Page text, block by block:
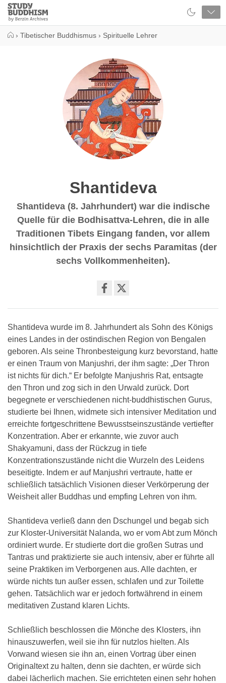
Close
Study
Buddhism
› Tibetischer Buddhismus › Spirituelle Lehrer
Shantideva
Shantideva (8. Jahrhundert) war die indische
Quelle für die Bodhisattva-Lehren, die in alle
Traditionen Tibets Eingang fanden, vor allem
hinsichtlich der Praxis der sechs Paramitas (der
sechs Vollkommenheiten).
facebook
Shantideva wurde im 8. Jahrhundert als Sohn des Königs
eines Landes in der ostindischen Region von Bengalen
geboren. Als seine Thronbesteigung kurz bevorstand, hatte
er einen Traum von Manjushri, der ihm sagte: „Der Thron
ist nichts für dich.“ Er befolgte Manjushris Rat, entsagte
den Thron und zog sich in den Urwald zurück. Dort
begegnete er verschiedenen nicht-buddhistischen Gurus,
studierte bei Ihnen, widmete sich intensiver Meditation und
erreichte fortgeschrittene Bewusstseinszustände vertiefter
Konzentration. Aber er erkannte, wie zuvor auch
Shakyamuni, dass der Rückzug in tiefe
Konzentrationszustände nicht die Wurzeln des Leidens
beseitigte. Indem er auf Manjushri vertraute, hatte er
schließlich tatsächlich Visionen dieser Verkörperung der
Weisheit aller Buddhas und empfing Lehren von ihm.
Shantideva verließ dann den Dschungel und begab sich
zur Kloster-Universität Nalanda, wo er vom Abt zum Mönch
ordiniert wurde. Er studierte dort die großen Sutras und
Tantras und praktizierte sie auch intensiv, aber er führte all
seine Praktiken im Verborgenen aus. Alle dachten, er
würde nichts tun außer essen, schlafen und zur Toilette
gehen. Tatsächlich war er jedoch fortwährend in einem
meditativen Zustand klaren Lichts.
Schließlich beschlossen die Mönche des Klosters, ihn
hinauszuwerfen, weil sie ihn für nutzlos hielten. Als
Vorwand wiesen sie ihn an, einen Vortrag über einen
Originaltext zu halten, denn sie dachten, er würde sich
dabei lächerlich machen. Sie errichteten einen sehr hohen